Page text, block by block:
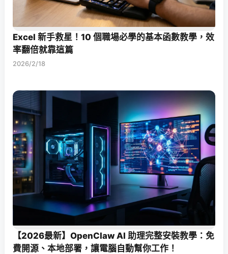
Excel 新手救星！10 個職場必學的基本函數教學，效
率翻倍就靠這篇
2026/2/18
【2026最新】OpenClaw AI 助理完整安裝教學：免
費開源、本地部署，讓電腦自動幫你工作！